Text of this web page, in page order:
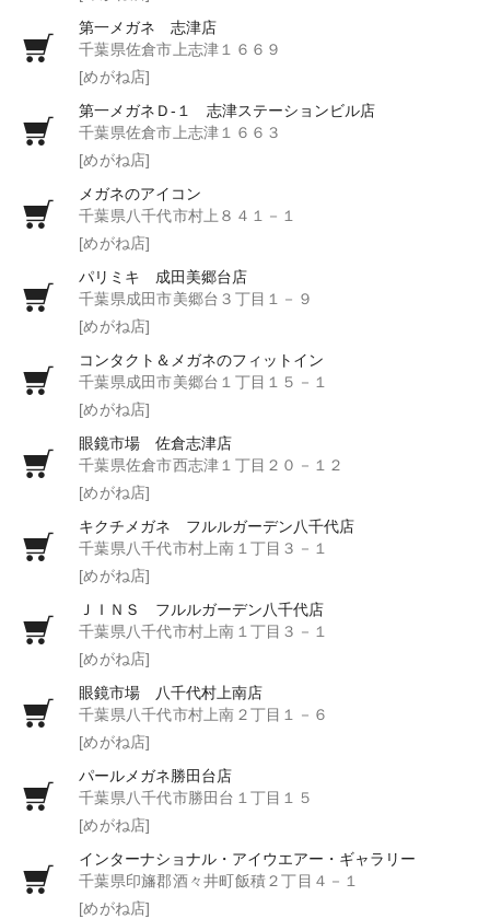
第一メガネ 志津店
千葉県佐倉市上志津１６６９
[めがね店]
第一メガネＤ‐１ 志津ステーションビル店
千葉県佐倉市上志津１６６３
[めがね店]
メガネのアイコン
千葉県八千代市村上８４１－１
[めがね店]
パリミキ 成田美郷台店
千葉県成田市美郷台３丁目１－９
[めがね店]
コンタクト＆メガネのフィットイン
千葉県成田市美郷台１丁目１５－１
[めがね店]
眼鏡市場 佐倉志津店
千葉県佐倉市西志津１丁目２０－１２
[めがね店]
キクチメガネ フルルガーデン八千代店
千葉県八千代市村上南１丁目３－１
[めがね店]
ＪＩＮＳ フルルガーデン八千代店
千葉県八千代市村上南１丁目３－１
[めがね店]
眼鏡市場 八千代村上南店
千葉県八千代市村上南２丁目１－６
[めがね店]
パールメガネ勝田台店
千葉県八千代市勝田台１丁目１５
[めがね店]
インターナショナル・アイウエアー・ギャラリー
千葉県印旛郡酒々井町飯積２丁目４－１
[めがね店]